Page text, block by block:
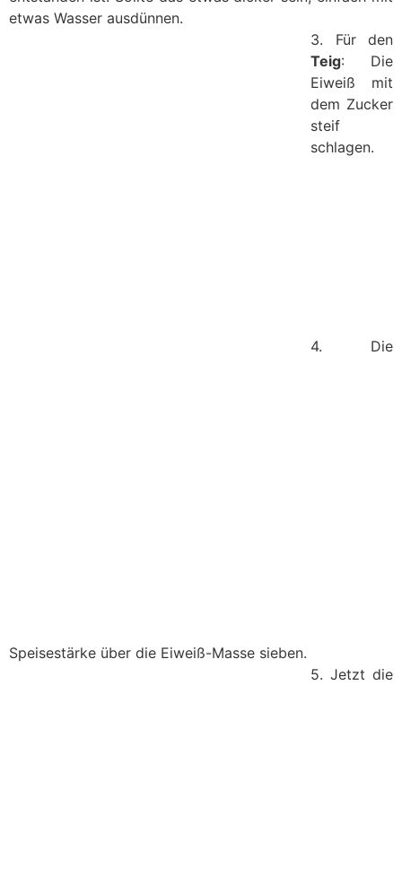
etwas Wasser ausdünnen.
3. Für den
Teig: Die
Eiweiß mit
dem Zucker
steif
schlagen.
4. Die
Speisestärke über die Eiweiß-Masse sieben.
5. Jetzt die